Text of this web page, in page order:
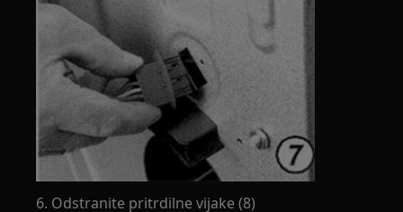
6. Odstranite pritrdilne vijake (8)